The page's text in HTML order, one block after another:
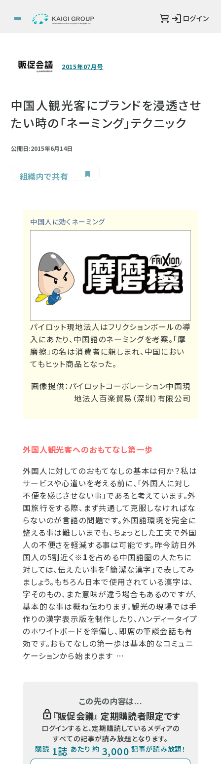
ログイン
2015年07月号
中国人観光客にブランドを浸透させ
たい時の「ネーミング」テクニック
公開日:2015年6月14日
組織内で共有
中国人に効くネーミング
パイロット現地法人はフリクションボールの導
入にあたり、中国語のネーミングを考案。「摩
磨擦」の名は消費者に親しまれ、中国におい
てもヒット商品となった。
画像提供：パイロットコーポレーション中国現
地法人百楽貿易（深圳）有限公司
外国人観光客へのおもてなし第一歩
外国人に対してのおもてなしの基本は何か？私は
サービスや心遣いを考える前に、「外国人に対し
不便を感じさせない事」であると考えています。外
国旅行をする際、まず共通して克服しなければな
らないのが言語の問題です。外国語環境を完全に
整える事は難しいまでも、ちょっとした工夫で外国
人の不便さを軽減する事は可能です。昨今訪日外
国人の5割近く ※1を占める中国語圏の人たちに
対しては、伝えたい事を「簡潔な漢字」で表してみ
ましょう。もちろん日本で使用されている漢字は、
字そのもの、また意味が違う場合もあるのですが、
基本的な事は概ね伝わります。観光の現場では手
作りの漢字表示版を制作したり、ハンディータイプ
のホワイトボードを準備し、即席の筆談会話も有
効です。おもてなしの第一歩は基本的なコミュニ
ケーションから始まります …
この先の内容は...
『販促会議』 定期購読者限定です
ログインすると、定期購読しているメディアの
すべての記事が読み放題となります。
購読 1誌 あたり 約 3,000 記事が読み放題！